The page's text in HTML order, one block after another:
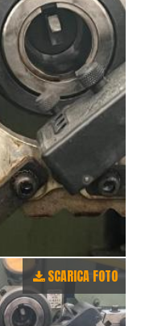
SCARICA FOTO